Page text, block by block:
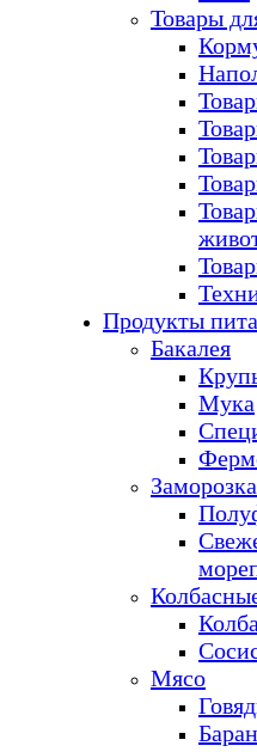
Товары
Продукты
Бакалея
Мука
Заморозка
Мясо